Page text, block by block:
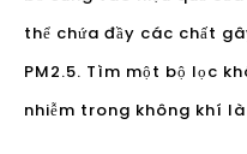
Một số tuyên bố rằng
suốt cả ngày để đảm
tươi và sạch sẽ. Một số